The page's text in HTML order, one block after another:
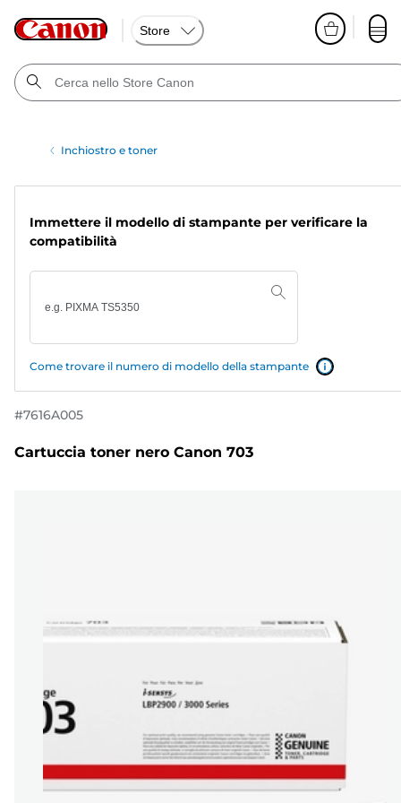
Store
Inchiostro e toner
Immettere il modello di stampante per verificare la
compatibilità
Come trovare il numero di modello della stampante
#7616A005
Cartuccia toner nero Canon 703